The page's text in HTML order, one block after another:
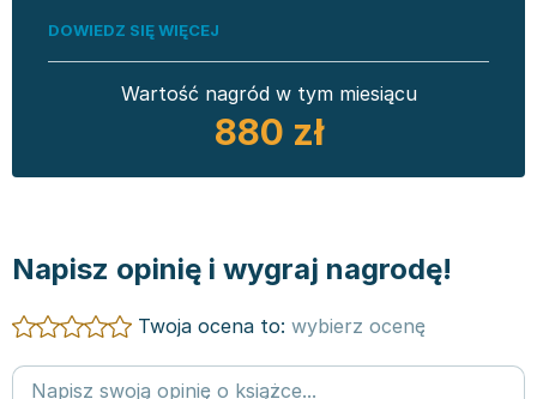
DOWIEDZ SIĘ WIĘCEJ
Wartość nagród w tym miesiącu
880 zł
Napisz opinię i wygraj nagrodę!
Twoja ocena to: wybierz ocenę